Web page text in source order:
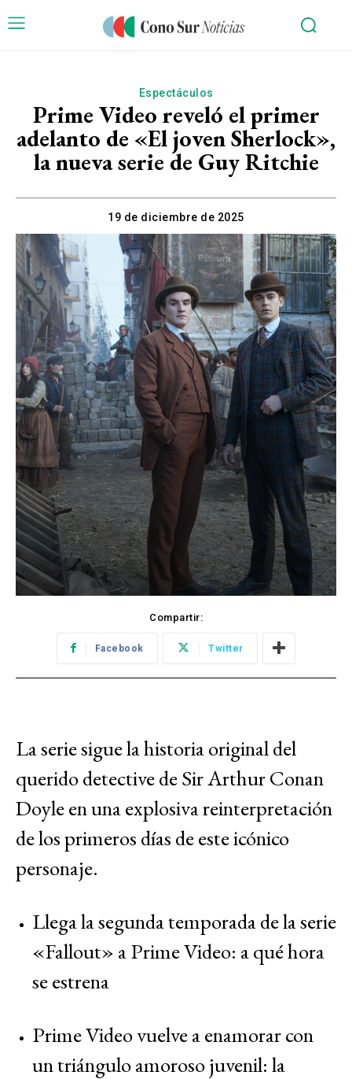
Espectáculos
Prime Video reveló el primer
adelanto de «El joven Sherlock»,
la nueva serie de Guy Ritchie
19 de diciembre de 2025
Compartir:
Facebook Twitter
La serie sigue la historia original del
querido detective de Sir Arthur Conan
Doyle en una explosiva reinterpretación
de los primeros días de este icónico
personaje.
Llega la segunda temporada de la serie
«Fallout» a Prime Video: a qué hora
se estrena
Prime Video vuelve a enamorar con
un triángulo amoroso juvenil: la